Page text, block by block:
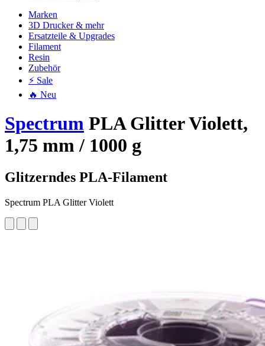
Marken
3D Drucker & mehr
Ersatzteile & Upgrades
Filament
Resin
Zubehör
⚡ Sale
🔥 Neu
Spectrum PLA Glitter Violett,
1,75 mm / 1000 g
Glitzerndes PLA-Filament
Spectrum PLA Glitter Violett